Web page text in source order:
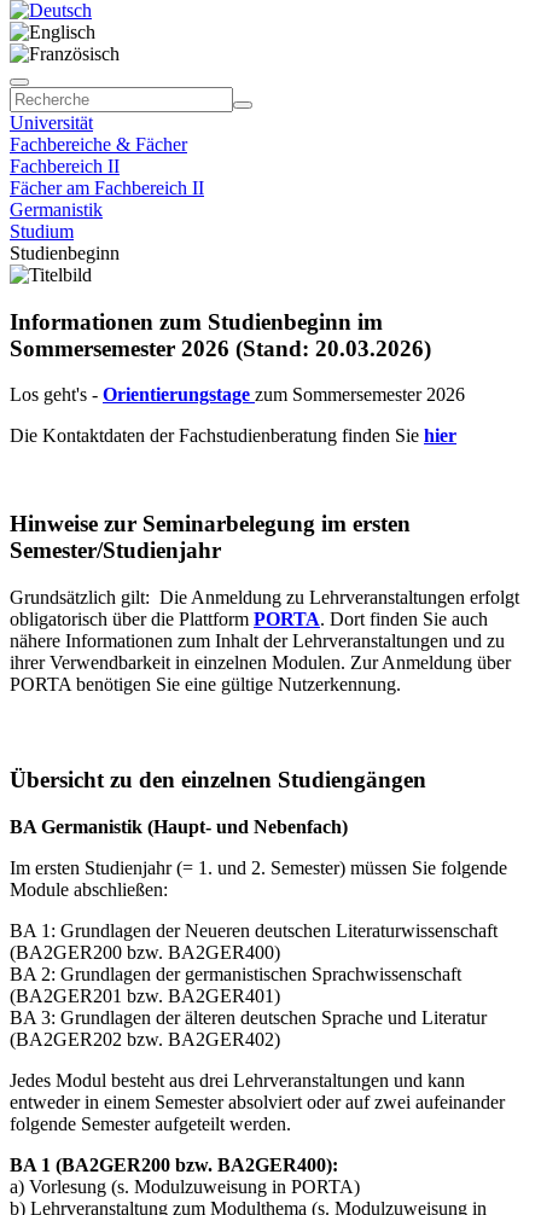
Universität
Fachbereiche & Fächer
Fachbereich II
Fächer am Fachbereich II
Germanistik
Studium
Studienbeginn
Informationen zum Studienbeginn im
Sommersemester 2026 (Stand: 20.03.2026)
Los geht's - Orientierungstage zum Sommersemester 2026
Die Kontaktdaten der Fachstudienberatung finden Sie hier
Hinweise zur Seminarbelegung im ersten
Semester/Studienjahr
Grundsätzlich gilt: Die Anmeldung zu Lehrveranstaltungen erfolgt
obligatorisch über die Plattform PORTA. Dort finden Sie auch
nähere Informationen zum Inhalt der Lehrveranstaltungen und zu
ihrer Verwendbarkeit in einzelnen Modulen. Zur Anmeldung über
PORTA benötigen Sie eine gültige Nutzerkennung.
Übersicht zu den einzelnen Studiengängen
BA Germanistik (Haupt- und Nebenfach)
Im ersten Studienjahr (= 1. und 2. Semester) müssen Sie folgende
Module abschließen:
BA 1: Grundlagen der Neueren deutschen Literaturwissenschaft
(BA2GER200 bzw. BA2GER400)
BA 2: Grundlagen der germanistischen Sprachwissenschaft
(BA2GER201 bzw. BA2GER401)
BA 3: Grundlagen der älteren deutschen Sprache und Literatur
(BA2GER202 bzw. BA2GER402)
Jedes Modul besteht aus drei Lehrveranstaltungen und kann
entweder in einem Semester absolviert oder auf zwei aufeinander
folgende Semester aufgeteilt werden.
BA 1 (BA2GER200 bzw. BA2GER400):
a) Vorlesung (s. Modulzuweisung in PORTA)
b) Lehrveranstaltung zum Modulthema (s. Modulzuweisung in